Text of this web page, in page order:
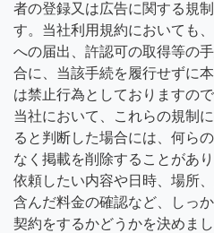
者の登録又は広告に関する規
す。当社利用規約においても
への届出、許認可の取得等の
合に、当該手続を履行せずに
は禁止行為としておりますの
当社において、これらの規制
ると判断した場合には、何ら
なく掲載を削除することがあ
依頼したい内容や日時、場所
含んだ料金の確認など、しっ
契約をするかどうかを決めまし